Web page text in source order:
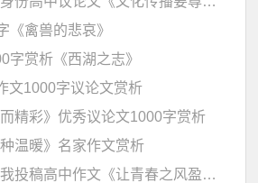
《禽兽的悲哀》
字赏析《西湖之志》
文1000字议论文赏析
精彩》优秀议论文1000字赏析
温暖》名家作文赏析
乡村振兴，有你有我投稿高中作文《让青春之风盈贯乡土》